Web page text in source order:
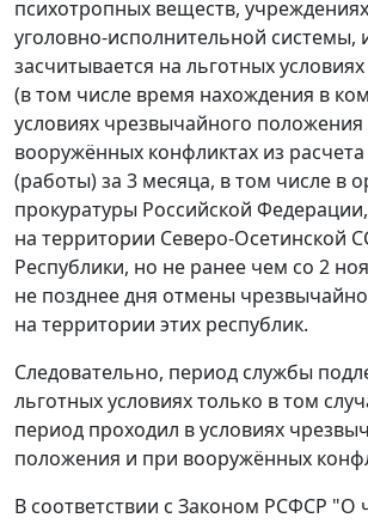
психотропных веществ,
уголовно-исполнительной системы,
засчитывается на льготных
(в том числе время нахождения в
условиях чрезвычайного
вооружённых конфликтах из
(работы) за 3 месяца, в том числе в
прокуратуры Российской
на территории Северо-Осетинской
Республики, но не ранее чем со 2
не позднее дня отмены
на территории этих республик.
Следовательно, период службы
льготных условиях только в том
период проходил в условиях
положения и при вооружённых
В соответствии с Законом РСФСР "О